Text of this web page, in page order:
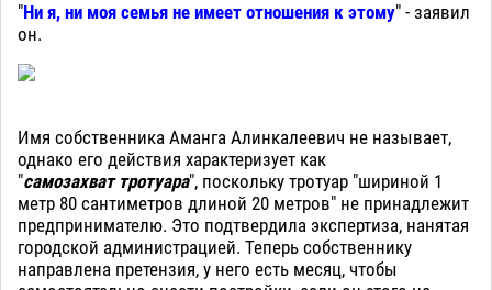
"Ни я, ни моя семья не имеет отношения к этому" - заявил
он.
Имя собственника Аманга Алинкалеевич не называет,
однако его действия характеризует как
"самозахват тротуара", поскольку тротуар "шириной 1
метр 80 сантиметров длиной 20 метров" не принадлежит
предпринимателю. Это подтвердила экспертиза, нанятая
городской администрацией. Теперь собственнику
направлена претензия, у него есть месяц, чтобы